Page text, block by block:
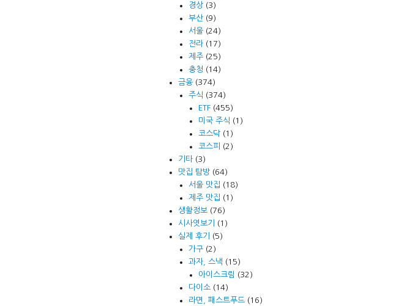
경상(3)
부산(9)
서울(24)
전라(17)
제주(25)
충청 (14)
금융 (374)
주식 (374)
ETF(455)
미국 주식 (1)
코스닥(1)
코스피
(2)
기타 (3)
맛집 탐방 (64)
서울 맛집 (18)
제주 맛집 (1)
생활정보 (76)
시사엿보기
(1)
실제 후기
(5)
가구(2)
과자, 스낵 (15)
아이스크림 (32)
다이소(14)
라면, 패스트푸드(16)